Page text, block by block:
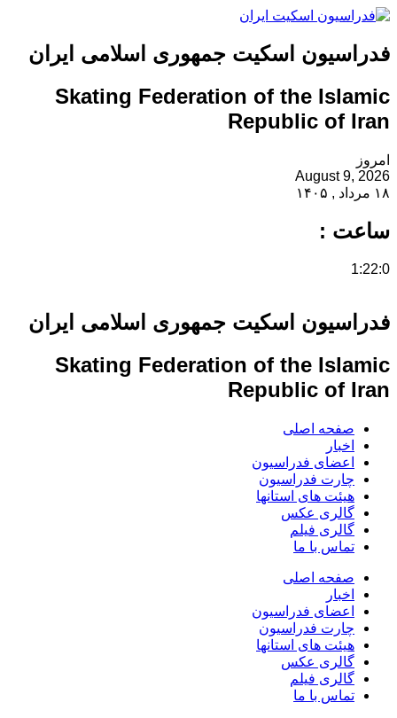
فدراسیون اسکیت جمهوری اسلامی ایران
Skating Federation of the Islamic
Republic of Iran
امروز
August 9, 2026
۱۸ مرداد , ۱۴۰۵
ساعت :
1:22:0
فدراسیون اسکیت جمهوری اسلامی ایران
Skating Federation of the Islamic
Republic of Iran
صفحه اصلی
اخبار
اعضای فدراسیون
چارت فدراسیون
هیئت های استانها
گالری عکس
گالری فیلم
تماس با ما
صفحه اصلی
اخبار
اعضای فدراسیون
چارت فدراسیون
هیئت های استانها
گالری عکس
گالری فیلم
تماس با ما